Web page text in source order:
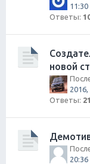
11:30
Ответы:
новой
2016,
Ответы: 21
20:36